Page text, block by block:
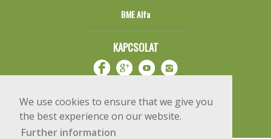
We use cookies to ensure that we give you
the best experience on our website.
Further information
BME Alfa
KAPCSOLAT